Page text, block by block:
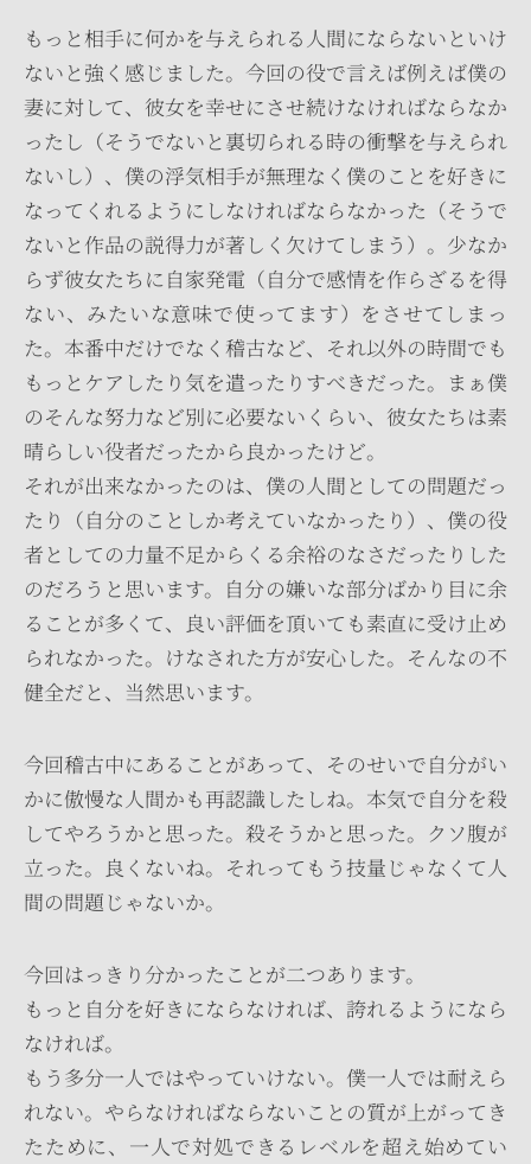
もっと相手に何かを与えられる人間にならないといけ
ないと強く感じました。今回の役で言えば例えば僕の
妻に対して、彼女を幸せにさせ続けなければならなか
ったし（そうでないと裏切られる時の衝撃を与えられ
ないし）、僕の浮気相手が無理なく僕のことを好きに
なってくれるようにしなければならなかった（そうで
ないと作品の説得力が著しく欠けてしまう）。少なか
らず彼女たちに自家発電（自分で感情を作らざるを得
ない、みたいな意味で使ってます）をさせてしまっ
た。本番中だけでなく稽古など、それ以外の時間でも
もっとケアしたり気を遣ったりすべきだった。まぁ僕
のそんな努力など別に必要ないくらい、彼女たちは素
晴らしい役者だったから良かったけど。
それが出来なかったのは、僕の人間としての問題だっ
たり（自分のことしか考えていなかったり）、僕の役
者としての力量不足からくる余裕のなさだったりした
のだろうと思います。自分の嫌いな部分ばかり目に余
ることが多くて、良い評価を頂いても素直に受け止め
られなかった。けなされた方が安心した。そんなの不
健全だと、当然思います。
今回稽古中にあることがあって、そのせいで自分がい
かに傲慢な人間かも再認識したしね。本気で自分を殺
してやろうかと思った。殺そうかと思った。クソ腹が
立った。良くないね。それってもう技量じゃなくて人
間の問題じゃないか。
今回はっきり分かったことが二つあります。
もっと自分を好きにならなければ、誇れるようになら
なければ。
もう多分一人ではやっていけない。僕一人では耐えら
れない。やらなければならないことの質が上がってき
たために、一人で対処できるレベルを超え始めてい